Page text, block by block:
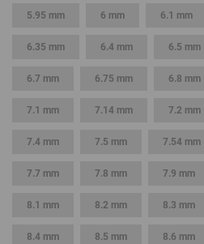
5.95 mm 6 mm 6.1 mm
6.35 mm 6.4 mm 6.5 mm
6.7 mm 6.75 mm 6.8 mm
7.1 mm 7.14 mm 7.2 mm
7.4 mm 7.5 mm 7.54 mm
7.7 mm 7.8 mm 7.9 mm
8.1 mm 8.2 mm 8.3 mm
8.4 mm 8.5 mm 8.6 mm